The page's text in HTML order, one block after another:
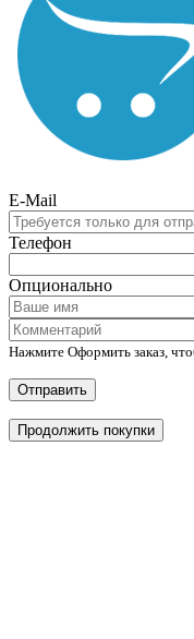
E-Mail
Телефон
Опционально
Нажмите Оформить заказ,
Отправить
Продолжить покупки